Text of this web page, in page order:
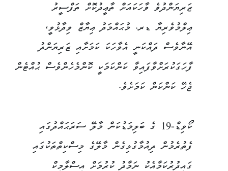
ޒަރިޔަންދުވެ ވާހަކައަށް ތާޢީދުކޮށް ތަފްސީރު
ޢިލްމުވެރިޔާ ޑރ. މުޙައްމަދު ޢިޔާޒް ވިދާޅުވީ،
އޭނާވެސް ދައްކަނީ އެވާހަކަ ކަމަށާއި ޒަރިޔަންދު
ފާހަގަކުރަށްވާފައިވާ ކަންކަމަކީ ކޮންމެހެންވެސް ޙުއްޓެން
ޖެހޭ ކަންކަން ކަމަށެވެ.
ކޯވިޑް-19 ގެ ބަލިމަޑުކަން މާލޭ ސަރަޙައްދުގައި
ފެތުރެމުން ދިއުމާގުޅިގެން މާލޭގެ މިސްކިތްތަކުގައި
ގައިދުރުކަމާއެކު ނަމާދު ކުރުމަށް އިސްލާމިކް